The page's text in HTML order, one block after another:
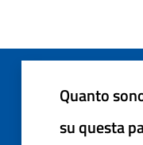
Quanto
su questa